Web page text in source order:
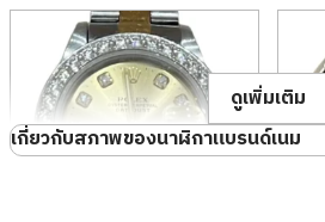
126720VTNR
ราคารับซื้ออ้างอิง
THB 1,418,554.91
รับซื้อเมื่อ : พฤษภาคม 2022
รา
THB
รับซื้
ดูเพิ่มเติม
เกี่ยวกับสภาพของนาฬิกาแบรนด์เนม